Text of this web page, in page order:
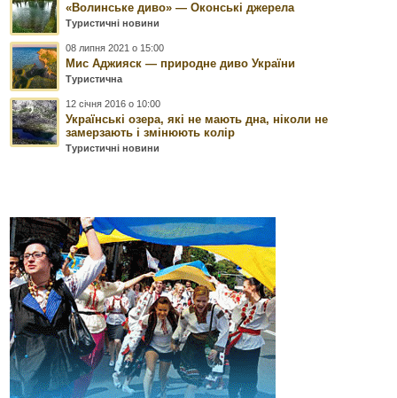
«Волинське диво» — Оконські джерела
Туристичні новини
08 липня 2021 о 15:00
Мис Аджияск — природне диво України
Туристична
12 січня 2016 о 10:00
Українські озера, які не мають дна, ніколи не
замерзають і змінюють колір
Туристичні новини